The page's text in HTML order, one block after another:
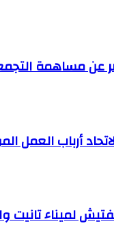
عن مساهمة
أرباب العمل
لميناء تانيت